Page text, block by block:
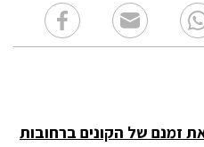
זמנם של הקונים ברחובות